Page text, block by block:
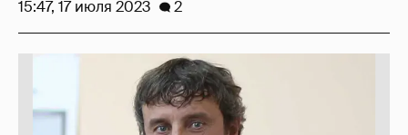
15:47, 17 июля 2023 2